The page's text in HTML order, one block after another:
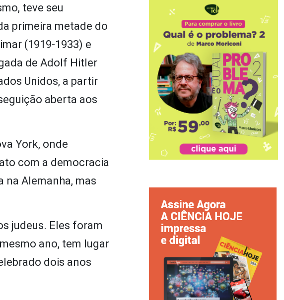
teve seu
primeira metade do
(1919-1933) e
de Adolf Hitler
Unidos, a partir
aberta aos
York, onde
com a democracia
na Alemanha, mas
judeus. Eles foram
ano, tem lugar
dois anos